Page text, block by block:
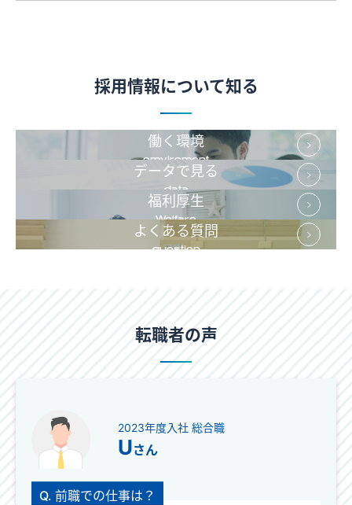
採用情報について知る
働く環境
emviroment
データで見る
data
福利厚生
Welfare
よくある質問
question
転職者の声
2023年度入社 総合職
Uさん
Q. 前職での仕事は？